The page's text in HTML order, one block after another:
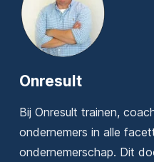
Onresult
Bij Onresult trainen,
ondernemers in alle
ondernemerschap. Dit